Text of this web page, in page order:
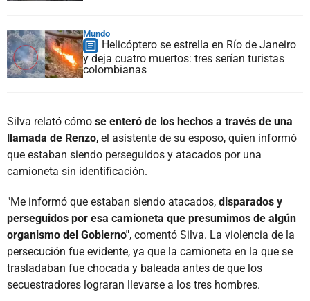
Mundo
Helicóptero se estrella en Río de Janeiro
y deja cuatro muertos: tres serían turistas
colombianas
Silva relató cómo se enteró de los hechos a través de una
llamada de Renzo, el asistente de su esposo, quien informó
que estaban siendo perseguidos y atacados por una
camioneta sin identificación.
"Me informó que estaban siendo atacados, disparados y
perseguidos por esa camioneta que presumimos de algún
organismo del Gobierno", comentó Silva. La violencia de la
persecución fue evidente, ya que la camioneta en la que se
trasladaban fue chocada y baleada antes de que los
secuestradores lograran llevarse a los tres hombres.